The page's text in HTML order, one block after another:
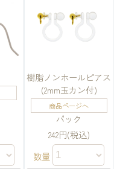
樹脂ノンホールピアス
(2mm玉カン付)
商品ページへ
パック
242円(税込)
数量